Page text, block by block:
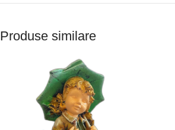
Produse similare